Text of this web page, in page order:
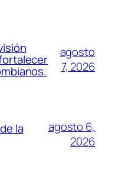
agosto
7, 2026
la
agosto 6,
2026